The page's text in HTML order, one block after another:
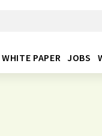
WHITE PAPER JOBS